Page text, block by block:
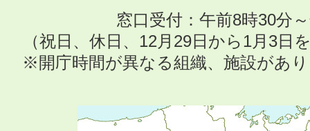
窓口受付：午前8時30分
（祝日、休日、12月29日から1月3日
※開庁時間が異なる組織、施設があ